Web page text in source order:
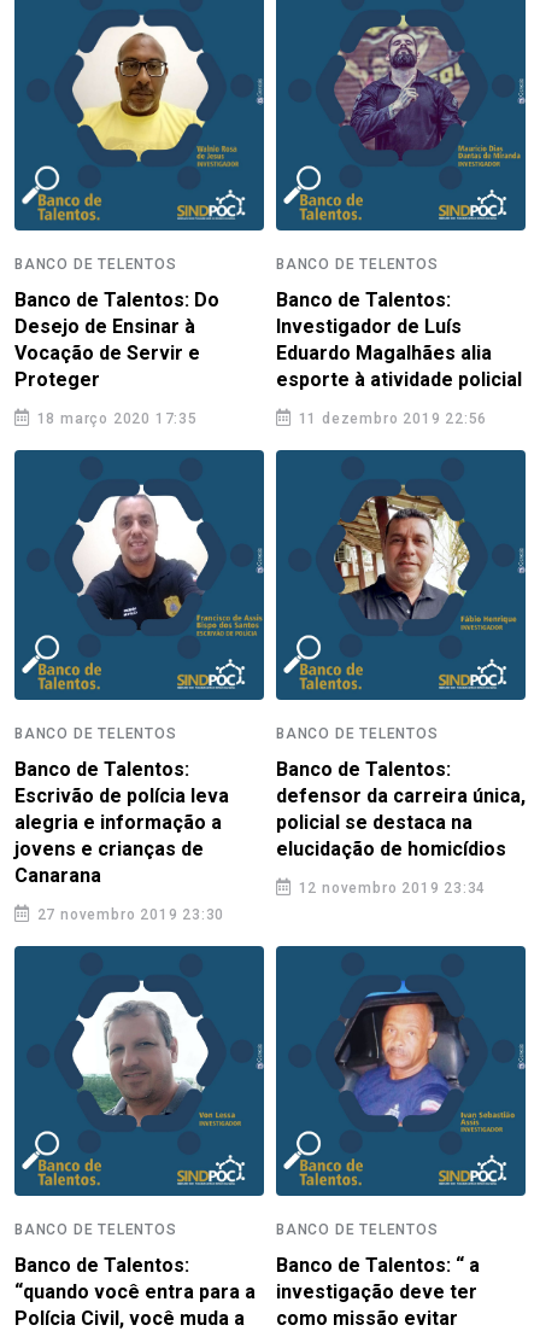
BANCO DE TELENTOS
Banco de Talentos: Do
Desejo de Ensinar à
Vocação de Servir e
Proteger
18 março 2020 17:35
BANCO DE TELENTOS
Banco de Talentos:
Investigador de Luís
Eduardo Magalhães alia
esporte à atividade policial
11 dezembro 2019 22:56
BANCO DE TELENTOS
Banco de Talentos:
Escrivão de polícia leva
alegria e informação a
jovens e crianças de
Canarana
27 novembro 2019 23:30
BANCO DE TELENTOS
Banco de Talentos:
defensor da carreira única,
policial se destaca na
elucidação de homicídios
12 novembro 2019 23:34
BANCO DE TELENTOS
Banco de Talentos:
“quando você entra para a
Polícia Civil, você muda a
BANCO DE TELENTOS
Banco de Talentos: “ a
investigação deve ter
como missão evitar